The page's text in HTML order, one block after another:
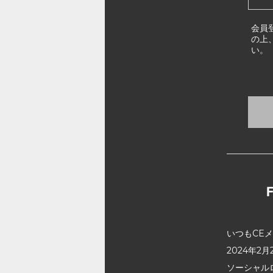
会員
の上
い。
いつもCE
2024年2月
ソーシャ